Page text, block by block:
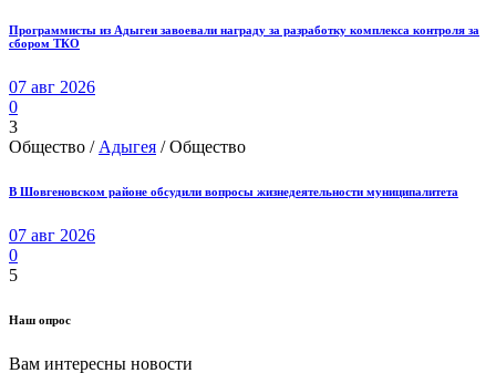
Программисты из Адыгеи завоевали награду за разработку комплекса контроля за
сбором ТКО
07 авг 2026
0
3
Общество / Адыгея / Общество
В Шовгеновском районе обсудили вопросы жизнедеятельности муниципалитета
07 авг 2026
0
5
Наш опрос
Вам интересны новости